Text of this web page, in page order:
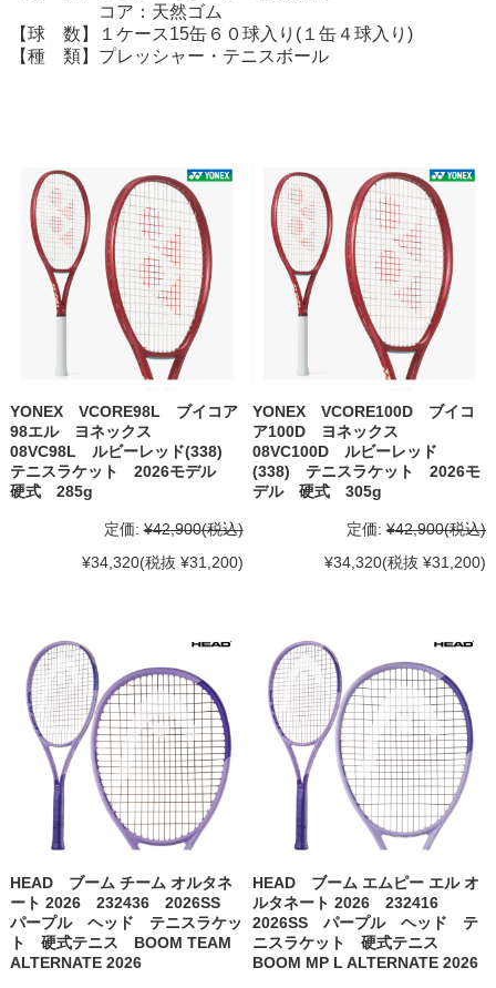
コア：天然ゴム
【球 数】１ケース15缶６０球入り(１缶４球入り)
【種 類】プレッシャー・テニスボール
YONEX VCORE98L ブイコア
98エル ヨネックス
08VC98L ルビーレッド(338)
テニスラケット 2026モデル
硬式 285g
定価: ¥42,900(税込)
¥34,320(税抜 ¥31,200)
YONEX VCORE100D ブイコ
ア100D ヨネックス
08VC100D ルビーレッド
(338) テニスラケット 2026モ
デル 硬式 305g
定価: ¥42,900(税込)
¥34,320(税抜 ¥31,200)
HEAD ブーム チーム オルタネ
ート 2026 232436 2026SS
パープル ヘッド テニスラケッ
ト 硬式テニス BOOM TEAM
ALTERNATE 2026
HEAD ブーム エムピー エル オ
ルタネート 2026 232416
2026SS パープル ヘッド テ
ニスラケット 硬式テニス
BOOM MP L ALTERNATE 2026